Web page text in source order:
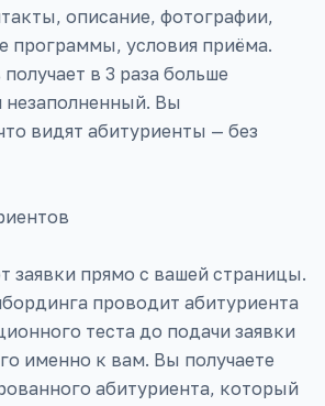
описание, фотографии,
программы, условия приёма.
в 3 раза больше
незаполненный. Вы
видят абитуриенты — без
заявки прямо с вашей страницы.
проводит абитуриента
теста до подачи заявки
именно к вам. Вы получаете
абитуриента, который